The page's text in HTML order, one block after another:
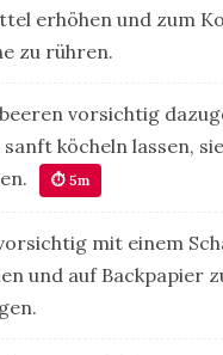
erhöhen und zum
zu rühren.
vorsichtig
köcheln lassen,
⏱ 5m
mit einem
und auf Backpapier